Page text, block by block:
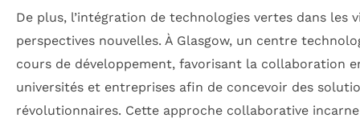
De plus, l’intégration de technologies vertes dans les
perspectives nouvelles. À Glasgow, un centre
cours de développement, favorisant la collaboration
universités et entreprises afin de concevoir des
révolutionnaires. Cette approche collaborative